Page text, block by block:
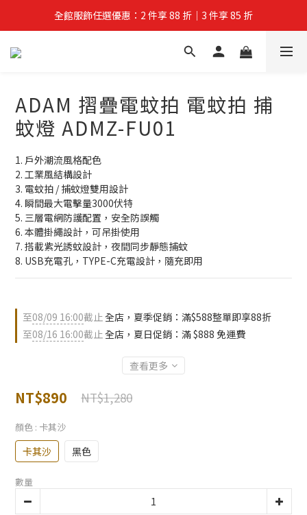
夏拚Go物節：滿 $588 全店狂打 88 折
全館服飾任選優惠：2 件享 88 折｜3 件享 85 折
夏拚Go物節：滿 $588 全店狂打 88 折
ADAM 摺疊電蚊拍 電蚊拍 捕
蚊燈 ADMZ-FU01
1. 戶外潮流風格配色
2. 工業風結構設計
3. 電蚊拍 / 捕蚊燈雙用設計
4. 瞬間最大電擊量3000伏特
5. 三層電網防護配置，安全防誤觸
6. 本體掛繩設計，可吊掛使用
7. 搭載紫光誘蚊設計，夜間同步靜態捕蚊
8. USB充電孔，TYPE-C充電設計，隨充即用
至08/09 16:00截止全店，夏季促銷：滿$588整單即享88折
至08/16 16:00截止全店，夏日促銷：滿 $888 免運費
查看更多
NT$890 NT$1,280
顏色 : 卡其沙
卡其沙 黑色
數量